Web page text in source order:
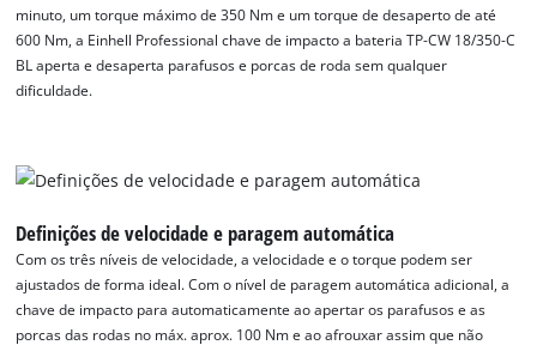
minuto, um torque máximo de 350 Nm e um torque de desaperto de até
600 Nm, a Einhell Professional chave de impacto a bateria TP-CW 18/350-C
BL aperta e desaperta parafusos e porcas de roda sem qualquer
dificuldade.
Definições de velocidade e paragem automática
Com os três níveis de velocidade, a velocidade e o torque podem ser
ajustados de forma ideal. Com o nível de paragem automática adicional, a
chave de impacto para automaticamente ao apertar os parafusos e as
porcas das rodas no máx. aprox. 100 Nm e ao afrouxar assim que não